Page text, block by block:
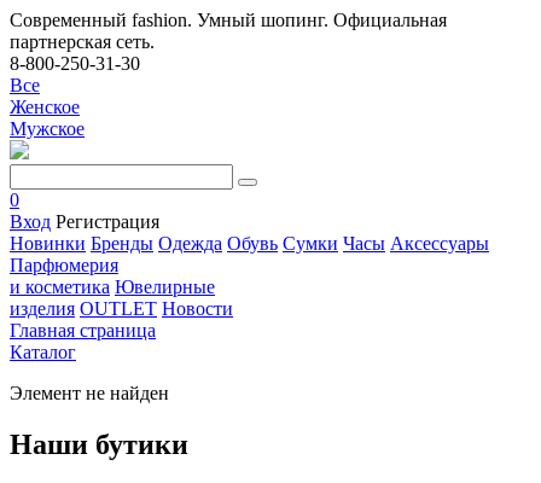
Современный fashion. Умный шопинг. Официальная
партнерская сеть.
8-800-250-31-30
Все
Женское
Мужское
0
Вход Регистрация
Новинки Бренды Одежда Обувь Сумки Часы Аксессуары
Парфюмерия
и косметика Ювелирные
изделия OUTLET Новости
Главная страница
Каталог
Элемент не найден
Наши бутики